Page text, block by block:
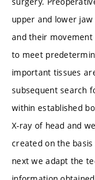
upper and lower
and their movement
to meet
important tissues
subsequent search
within established
X-ray of head and
created on the
next we adapt the